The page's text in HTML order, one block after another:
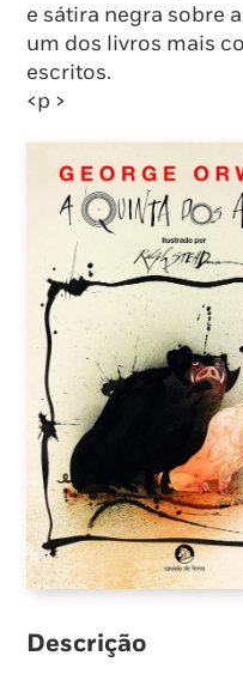
e sátira negra sobre
um dos livros mais
escritos.
<p >
Descrição